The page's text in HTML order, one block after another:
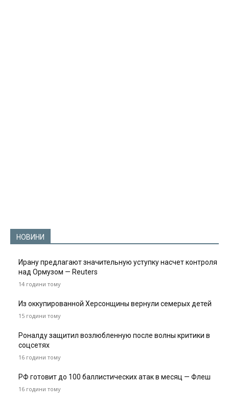
НОВИНИ
Ирану предлагают значительную уступку насчет контроля
над Ормузом — Reuters
14 години тому
Из оккупированной Херсонщины вернули семерых детей
15 години тому
Роналду защитил возлюбленную после волны критики в
соцсетях
16 години тому
РФ готовит до 100 баллистических атак в месяц — Флеш
16 години тому